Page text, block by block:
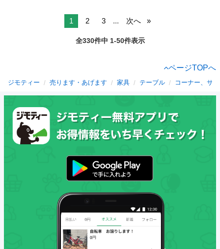
1 2 3 ... 次へ
全330件中 1-50件表示
ページTOPへ
ジモティー 売ります・あげます 家具 テーブル コーナー、サ